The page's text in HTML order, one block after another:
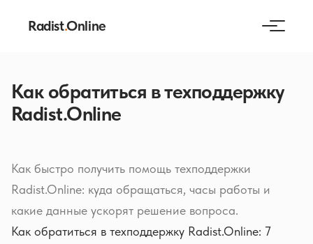
Radist.Online
Как обратиться в техподдержку
Radist.Online
Как быстро получить помощь техподдержки
Radist.Online: куда обращаться, часы работы и
какие данные ускорят решение вопроса.
Как обратиться в техподдержку Radist.Online: 7